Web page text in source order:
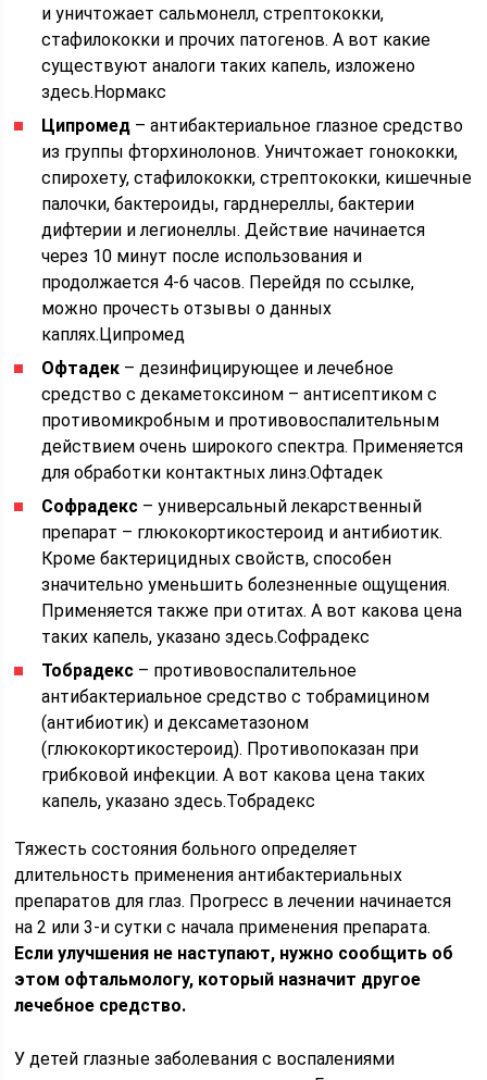
и уничтожает сальмонелл, стрептококки,
стафилококки и прочих патогенов. А вот какие
существуют аналоги таких капель, изложено
здесь.Нормакс
Ципромед – антибактериальное глазное средство
из группы фторхинолонов. Уничтожает гонококки,
спирохету, стафилококки, стрептококки, кишечные
палочки, бактероиды, гарднереллы, бактерии
дифтерии и легионеллы. Действие начинается
через 10 минут после использования и
продолжается 4-6 часов. Перейдя по ссылке,
можно прочесть отзывы о данных
каплях.Ципромед
Офтадек – дезинфицирующее и лечебное
средство с декаметоксином – антисептиком с
противомикробным и противовоспалительным
действием очень широкого спектра. Применяется
для обработки контактных линз.Офтадек
Софрадекс – универсальный лекарственный
препарат – глюкокортикостероид и антибиотик.
Кроме бактерицидных свойств, способен
значительно уменьшить болезненные ощущения.
Применяется также при отитах. А вот какова цена
таких капель, указано здесь.Софрадекс
Тобрадекс – противовоспалительное
антибактериальное средство с тобрамицином
(антибиотик) и дексаметазоном
(глюкокортикостероид). Противопоказан при
грибковой инфекции. А вот какова цена таких
капель, указано здесь.Тобрадекс
Тяжесть состояния больного определяет
длительность применения антибактериальных
препаратов для глаз. Прогресс в лечении начинается
на 2 или 3-и сутки с начала применения препарата.
Если улучшения не наступают, нужно сообщить об
этом офтальмологу, который назначит другое
лечебное средство.
У детей глазные заболевания с воспалениями